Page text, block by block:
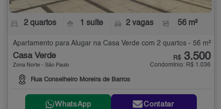
2 quartos 1 suíte 2 vagas 56 m²
Apartamento para Alugar na Casa Verde com 2 quartos - 56 m²
Casa Verde
Zona Norte - São Paulo
Rua Conselheiro Moreira de Barros
R$ 3.500
Condomínio: R$ 1.036
WhatsApp Contatar